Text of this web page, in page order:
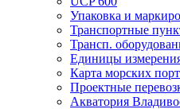
Упаковка и
Транспортные
Трансп.
Единицы
Карта морских
Проектные
Акватория